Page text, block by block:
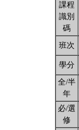
課程
識別
碼
班次
學分
全/半
年
必/選
修